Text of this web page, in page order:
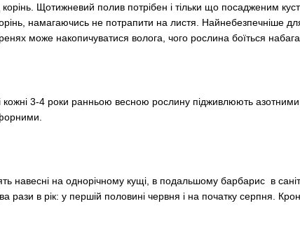
Щотижневий полив потрібен і тільки що посадженим
намагаючись не потрапити на листя. Найнебезпечніше
може накопичуватися волога, чого рослина боїться
кожні 3-4 роки ранньою весною рослину підживлюють
навесні на однорічному кущі, в подальшому барбарис в
рази в рік: у першій половині червня і на початку серпня.